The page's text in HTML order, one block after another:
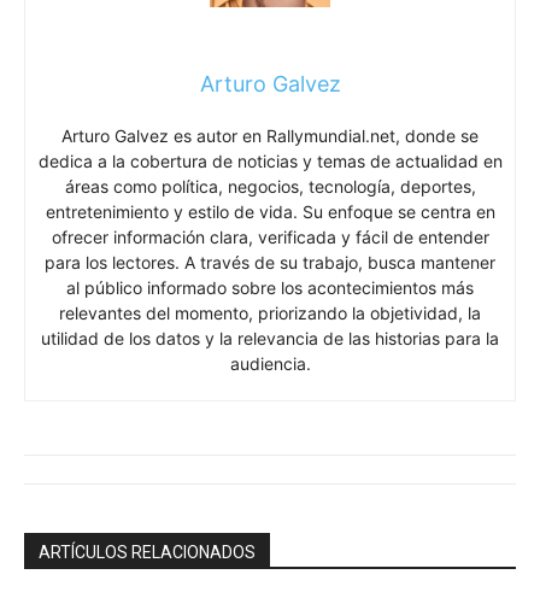
Arturo Galvez
Arturo Galvez es autor en Rallymundial.net, donde se
dedica a la cobertura de noticias y temas de actualidad en
áreas como política, negocios, tecnología, deportes,
entretenimiento y estilo de vida. Su enfoque se centra en
ofrecer información clara, verificada y fácil de entender
para los lectores. A través de su trabajo, busca mantener
al público informado sobre los acontecimientos más
relevantes del momento, priorizando la objetividad, la
utilidad de los datos y la relevancia de las historias para la
audiencia.
ARTÍCULOS RELACIONADOS